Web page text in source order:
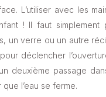
L’utiliser avec les
! Il faut simplement
un verre ou un autre
déclencher
deuxième passage
l’eau se ferme.